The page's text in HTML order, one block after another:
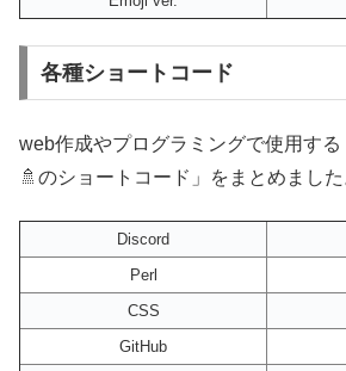
各種ショートコード
web作成やプログラミングで使用す
🚿のショートコード」をまとめました
Discord
Perl
CSS
GitHub